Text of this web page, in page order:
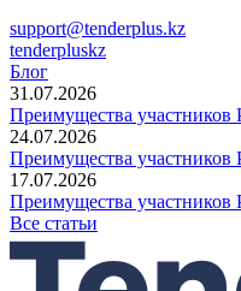
support@tenderplus.kz
tenderpluskz
Блог
31.07.2026
Преимущества
24.07.2026
Преимущества
17.07.2026
Преимущества
Все статьи